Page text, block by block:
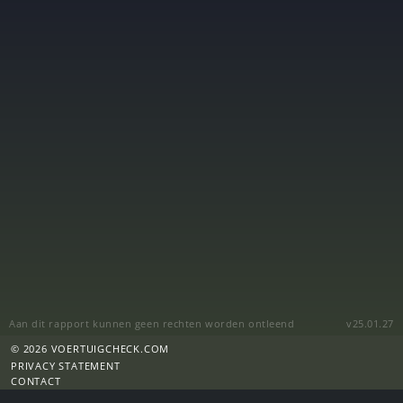
Aan dit rapport kunnen geen rechten worden ontleend
v25.01.27
© 2026 VOERTUIGCHECK.COM
PRIVACY STATEMENT
CONTACT